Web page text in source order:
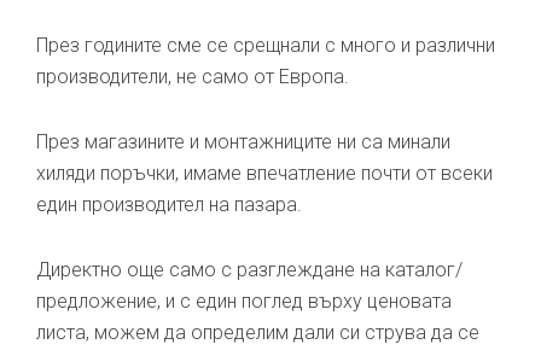
През годините сме се срещнали с много и различни
производители, не само от Европа.
През магазините и монтажниците ни са минали
хиляди поръчки, имаме впечатление почти от всеки
един производител на пазара.
Директно още само с разглеждане на каталог/
предложение, и с един поглед върху ценовата
листа, можем да определим дали си струва да се